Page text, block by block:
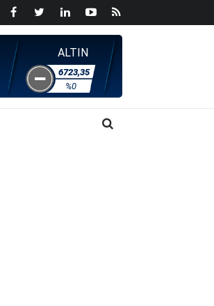
ALTIN
6723,35
%0